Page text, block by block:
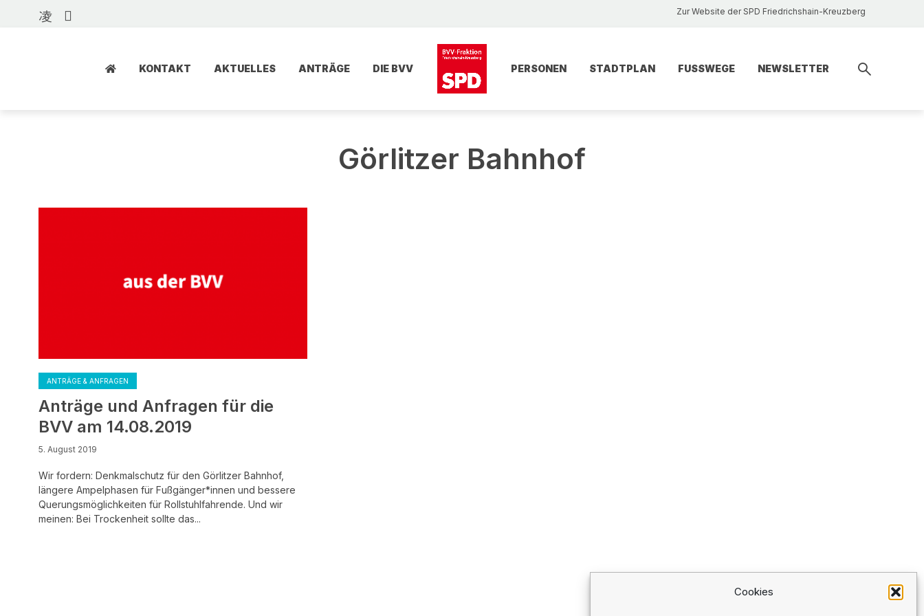
Cookies
Zur Website der SPD Friedrichshain-Kreuzberg
KONTAKT AKTUELLES ANTRÄGE DIE BVV PERSONEN STADTPLAN FUSSWEGE NEWSLETTER
Görlitzer Bahnhof
ANTRÄGE & ANFRAGEN
Anträge und Anfragen für die
BVV am 14.08.2019
5. August 2019
Wir fordern: Denkmalschutz für den Görlitzer Bahnhof,
längere Ampelphasen für Fußgänger*innen und bessere
Querungsmöglichkeiten für Rollstuhlfahrende. Und wir
meinen: Bei Trockenheit sollte das...